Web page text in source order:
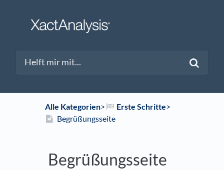
Alle Kategorien​>​ ​Erste Schritte​>​
Begrüßungsseite
Begrüßungsseite